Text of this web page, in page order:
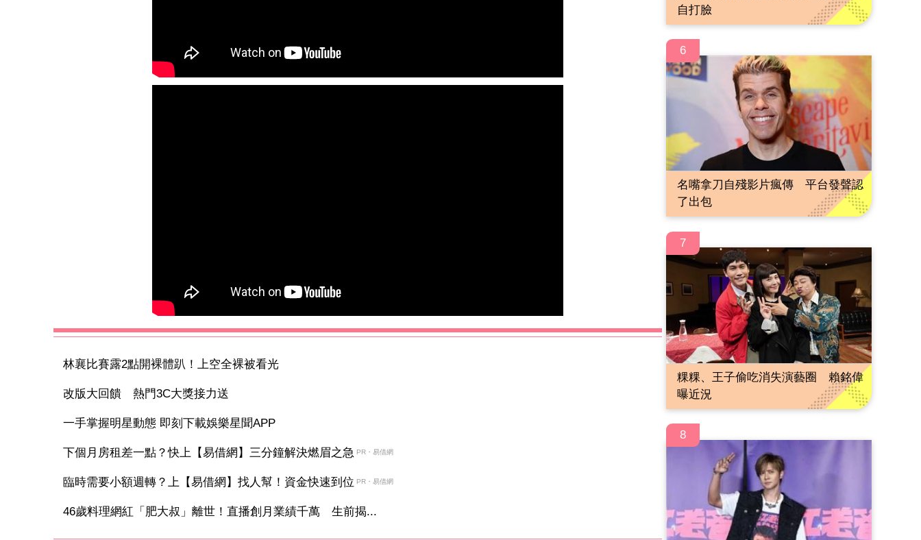
林襄比賽露2點開裸體趴！上空全裸被看光
改版大回饋 熱門3C大獎接力送
一手掌握明星動態 即刻下載娛樂星聞APP
下個月房租差一點？快上【易借網】三分鐘解決燃眉之急 PR・易借網
臨時需要小額週轉？上【易借網】找人幫！資金快速到位 PR・易借網
46歲料理網紅「肥大叔」離世！直播創月業績千萬 生前揭...
自打臉
6
名嘴拿刀自殘影片瘋傳 平台發聲認
了出包
7
粿粿、王子偷吃消失演藝圈 賴銘偉
曝近況
8